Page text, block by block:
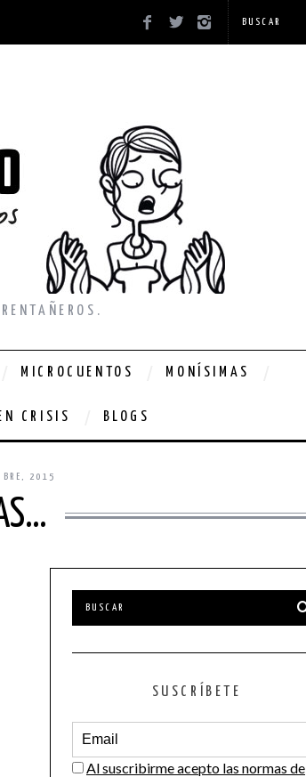
MICROCUENTOS MONÍSIMAS
CRISIS BLOGS
2015
SUSCRÍBETE
Al suscribirme acepto las normas de